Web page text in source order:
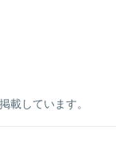
載しています。